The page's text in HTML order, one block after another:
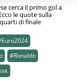
cerca il primo gol a
le quote sulla
di finale
#Ronaldo